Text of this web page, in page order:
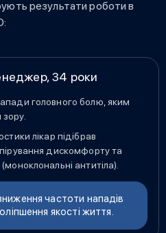
результати роботи в
34 роки
головного болю, яким
лікар підібрав
дискомфорту та
антитіла).
частоти нападів
якості життя.